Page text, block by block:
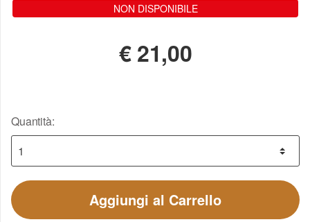
NON DISPONIBILE
€21,00
Quantità:
Aggiungi al Carrello